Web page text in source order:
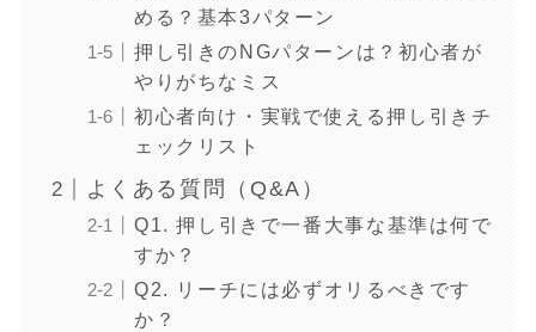
める？基本3パターン
押し引きのNGパターンは？初心者が
やりがちなミス
初心者向け・実戦で使える押し引きチ
ェックリスト
よくある質問（Q&A）
Q1. 押し引きで一番大事な基準は何で
すか？
Q2. リーチには必ずオリるべきです
か？